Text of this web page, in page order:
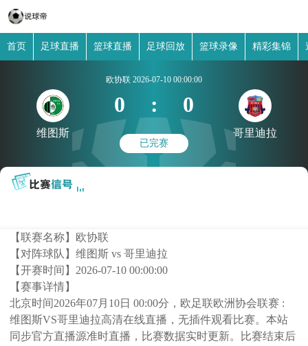
首页 足球直播 篮球直播 足球回放 篮球录像 精彩集锦
维图斯
欧协联 2026-07-10 00:00:00
0 : 0
已完赛
哥里迪拉
【联赛名称】 欧协联
【对阵球队】维图斯 vs 哥里迪拉
【开赛时间】 2026-07-10 00:00:00
【赛事详情】
北京时间2026年07月10日 00:00分，欧足联欧洲协会联赛 :
维图斯VS哥里迪拉高清在线直播，无插件观看比赛。本站
同步官方直播源准时直播，比赛数据实时更新。比赛结束后